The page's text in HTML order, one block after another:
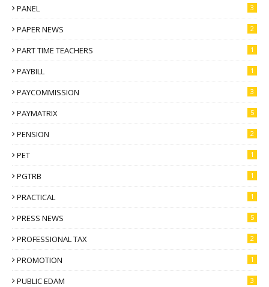
PANEL 3
PAPER NEWS 2
PART TIME TEACHERS 1
PAYBILL 1
PAYCOMMISSION 3
PAYMATRIX 5
PENSION 2
PET 1
PGTRB 1
PRACTICAL 1
PRESS NEWS 5
PROFESSIONAL TAX 2
PROMOTION 1
PUBLIC EDAM 3